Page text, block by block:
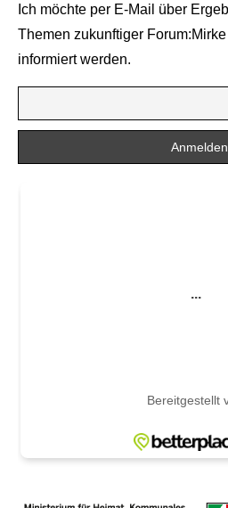
Ich möchte per E-Mail über
Themen zukunftiger
informiert werden.